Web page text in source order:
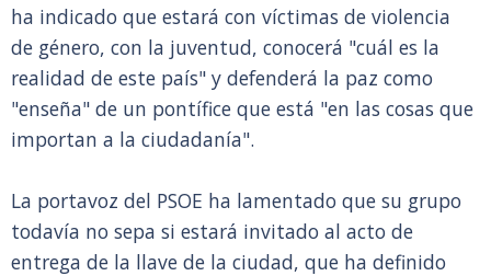
ha indicado que estará con víctimas de violencia
de género, con la juventud, conocerá "cuál es la
realidad de este país" y defenderá la paz como
"enseña" de un pontífice que está "en las cosas que
importan a la ciudadanía".
La portavoz del PSOE ha lamentado que su grupo
todavía no sepa si estará invitado al acto de
entrega de la llave de la ciudad, que ha definido